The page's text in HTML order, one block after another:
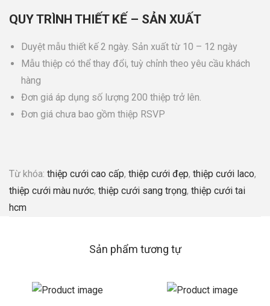
QUY TRÌNH THIẾT KẾ – SẢN XUẤT
Duyệt mẫu thiết kế 2 ngày. Sản xuất từ 10 – 12 ngày
Mẫu thiệp có thể thay đổi, tuỳ chỉnh theo yêu cầu khách
hàng
Đơn giá áp dụng số lượng 200 thiệp trở lên.
Đơn giá chưa bao gồm thiệp RSVP
Từ khóa: thiệp cưới cao cấp, thiệp cưới đẹp, thiệp cưới laco,
thiệp cưới màu nước, thiệp cưới sang trọng, thiệp cưới tai
hcm
Sản phẩm tương tự